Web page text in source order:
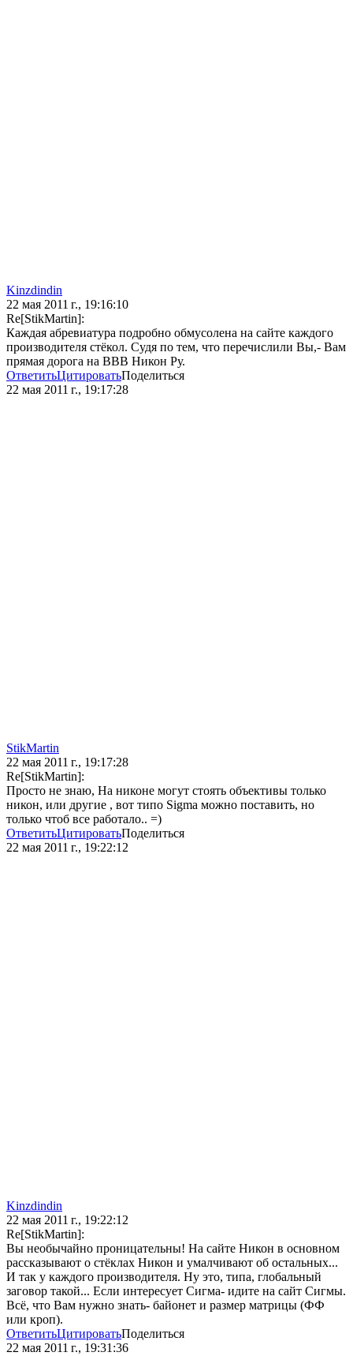
Kinzdindin
22 мая 2011 г., 19:16:10
Re[StikMartin]:
Каждая абревиатура подробно обмусолена на сайте каждого
производителя стёкол. Судя по тем, что перечислили Вы,- Вам
прямая дорога на ВВВ Никон Ру.
ОтветитьЦитироватьПоделиться
22 мая 2011 г., 19:17:28
StikMartin
22 мая 2011 г., 19:17:28
Re[StikMartin]:
Просто не знаю, На никоне могут стоять объективы только
никон, или другие , вот типо Sigma можно поставить, но
только чтоб все работало.. =)
ОтветитьЦитироватьПоделиться
22 мая 2011 г., 19:22:12
Kinzdindin
22 мая 2011 г., 19:22:12
Re[StikMartin]:
Вы необычайно проницательны! На сайте Никон в основном
рассказывают о стёклах Никон и умалчивают об остальных...
И так у каждого производителя. Ну это, типа, глобальный
заговор такой... Если интересует Сигма- идите на сайт Сигмы.
Всё, что Вам нужно знать- байонет и размер матрицы (ФФ
или кроп).
ОтветитьЦитироватьПоделиться
22 мая 2011 г., 19:31:36